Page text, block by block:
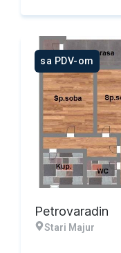
sa PDV-om
Petrovaradin
Stari Majur